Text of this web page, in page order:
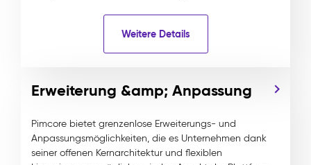
Weitere Details
Erweiterung &amp; Anpassung
Pimcore bietet grenzenlose Erweiterungs- und
Anpassungsmöglichkeiten, die es Unternehmen dank
seiner offenen Kernarchitektur und flexiblen